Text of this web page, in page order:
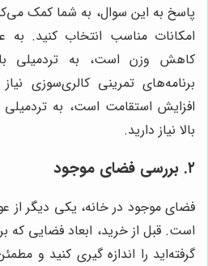
پاسخ به این سوال، به شما کمک
امکانات مناسب انتخاب کنید. به
کاهش وزن است، به تردمیلی
برنامه‌های تمرینی کالری‌سوزی
افزایش استقامت است، به
بالا نیاز دارید.
۲. بررسی فضای موجود
فضای موجود در خانه، یکی دیگر از
است. قبل از خرید، ابعاد فضایی که
گرفته‌اید را اندازه گیری کنید و